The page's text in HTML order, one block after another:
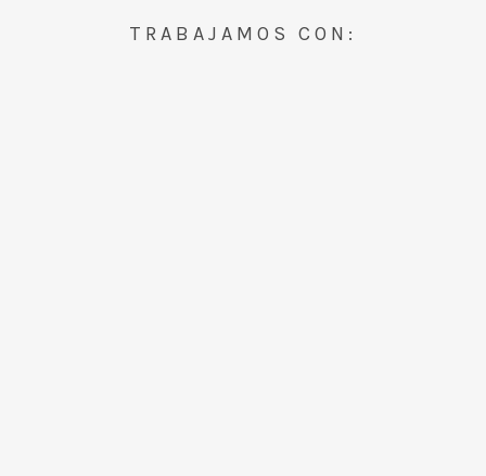
TRABAJAMOS CON: